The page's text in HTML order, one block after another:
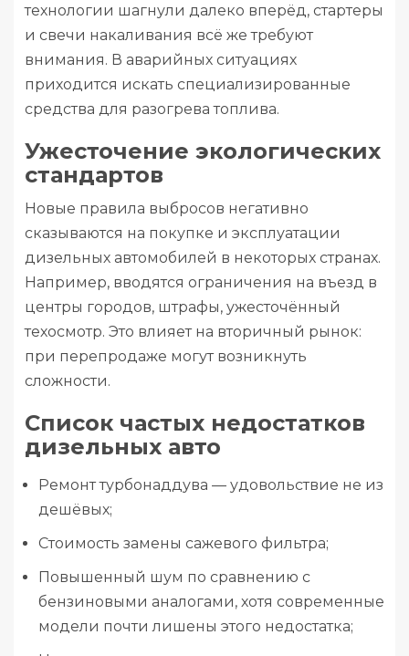
технологии шагнули далеко вперёд, стартеры
и свечи накаливания всё же требуют
внимания. В аварийных ситуациях
приходится искать специализированные
средства для разогрева топлива.
Ужесточение экологических
стандартов
Новые правила выбросов негативно
сказываются на покупке и эксплуатации
дизельных автомобилей в некоторых странах.
Например, вводятся ограничения на въезд в
центры городов, штрафы, ужесточённый
техосмотр. Это влияет на вторичный рынок:
при перепродаже могут возникнуть
сложности.
Список частых недостатков
дизельных авто
Ремонт турбонаддува — удовольствие не из
дешёвых;
Стоимость замены сажевого фильтра;
Повышенный шум по сравнению с
бензиновыми аналогами, хотя современные
модели почти лишены этого недостатка;